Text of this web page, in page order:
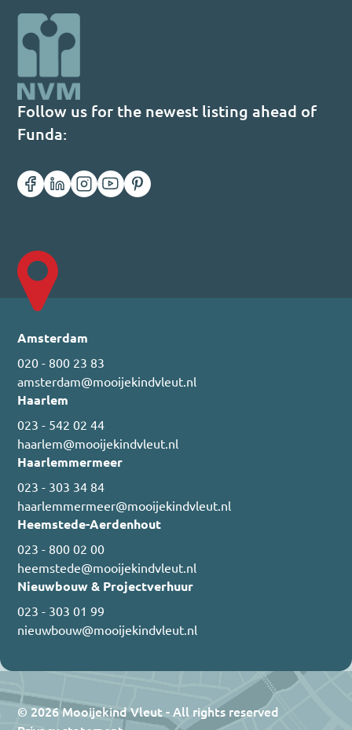
Follow us for the newest listing ahead of
Funda:
Amsterdam
020 - 800 23 83
amsterdam@mooijekindvleut.nl
Haarlem
023 - 542 02 44
haarlem@mooijekindvleut.nl
Haarlemmermeer
023 - 303 34 84
haarlemmermeer@mooijekindvleut.nl
Heemstede-Aerdenhout
023 - 800 02 00
heemstede@mooijekindvleut.nl
Nieuwbouw & Projectverhuur
023 - 303 01 99
nieuwbouw@mooijekindvleut.nl
© 2026 Mooijekind Vleut - All rights reserved